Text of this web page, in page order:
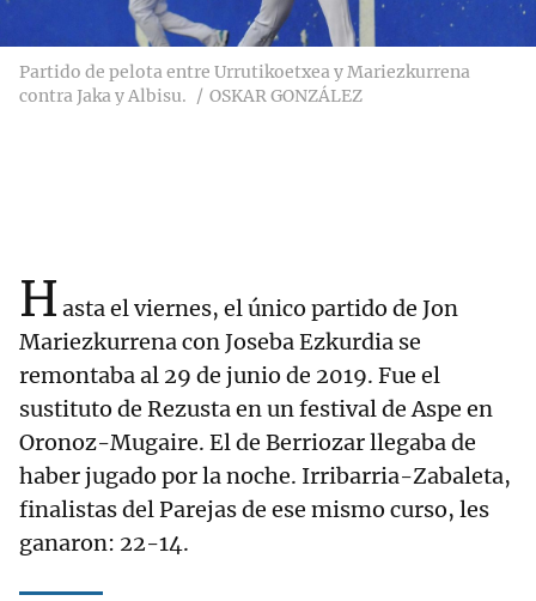
Partido de pelota entre Urrutikoetxea y Mariezkurrena
contra Jaka y Albisu.
OSKAR GONZÁLEZ
H asta el viernes, el único partido de Jon
Mariezkurrena con Joseba Ezkurdia se
remontaba al 29 de junio de 2019. Fue el
sustituto de Rezusta en un festival de Aspe en
Oronoz-Mugaire. El de Berriozar llegaba de
haber jugado por la noche. Irribarria-Zabaleta,
finalistas del Parejas de ese mismo curso, les
ganaron: 22-14.